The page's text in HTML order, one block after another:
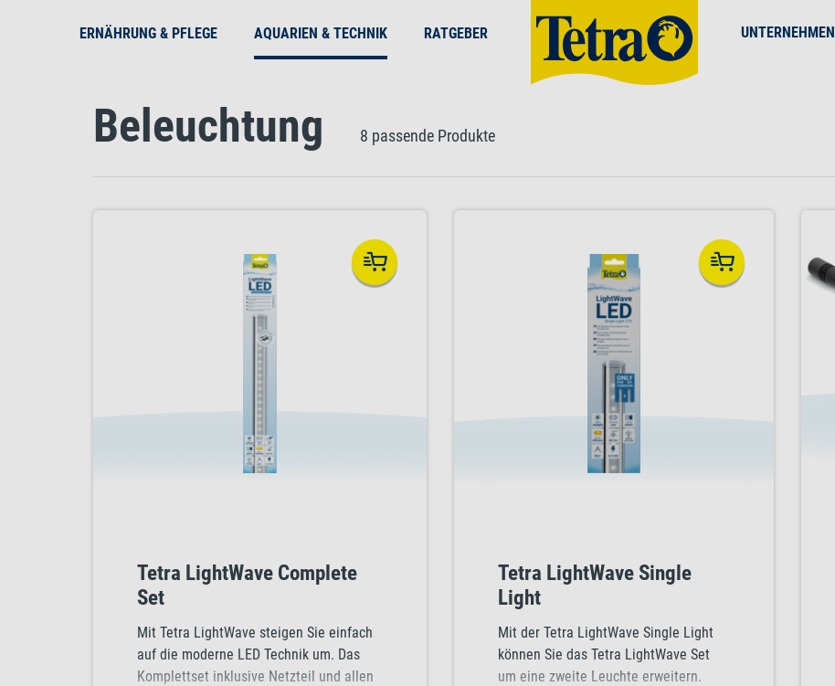
ERNÄHRUNG & PFLEGE AQUARIEN & TECHNIK RATGEBER UNTERNEHMEN
Beleuchtung 8 passende Produkte
Tetra LightWave Complete
Set
Mit Tetra LightWave steigen Sie einfach
auf die moderne LED Technik um. Das
Komplettset inklusive Netzteil und allen
Tetra LightWave Single
Light
Mit der Tetra LightWave Single Light
können Sie das Tetra LightWave Set
um eine zweite Leuchte erweitern.